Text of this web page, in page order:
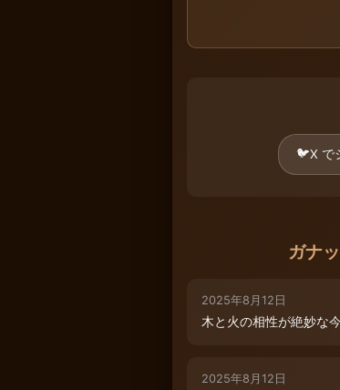
🐦X で
ガナ
2025年8月12日
木と火の相性が絶妙な
2025年8月12日